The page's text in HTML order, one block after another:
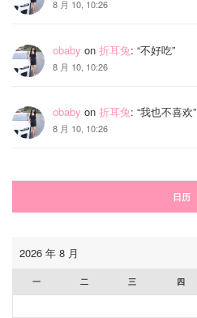
8 月 10, 10:26
obaby on 折耳兔: “不好吃”
8 月 10, 10:26
obaby on 折耳兔: “我也不喜欢”
8 月 10, 10:26
日历
2026 年 8 月
一 二 三 四